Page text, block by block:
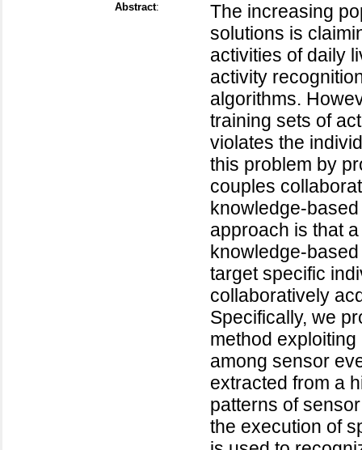
Abstract:
The increasing
solutions is
activities of daily
activity
algorithms.
training sets of
violates the
this problem by
couples
knowledge-
approach is that
knowledge-
target specific
collaboratively
Specifically, we
method
among sensor
extracted from a
patterns of
the execution of